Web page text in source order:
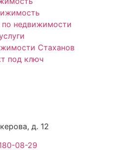
по недвижимости
Стаханов
под ключ
д. 12
08-29